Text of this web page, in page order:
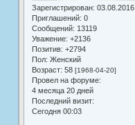
Зарегистрирован: 03.08.2016
Приглашений: 0
Сообщений: 13119
Уважение: +2136
Позитив: +2794
Пол: Женский
Возраст: 58 [1968-04-20]
Провел на форуме:
4 месяца 20 дней
Последний визит:
Сегодня 00:03